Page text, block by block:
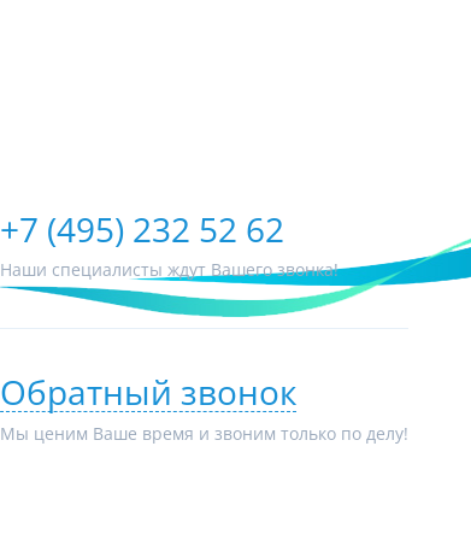
+7 (495) 232 52 62
Наши специалисты ждут Вашего звонка!
Обратный звонок
Мы ценим Ваше время и звоним только по делу!